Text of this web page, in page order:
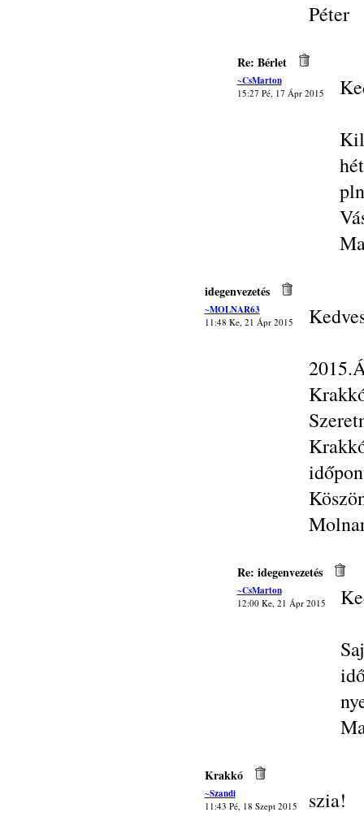
Péter
Re: Bérlet
~CsMarton
15:27 Pé, 17 Ápr 2015
idegenvezetés
~MOLNAR63
11:48 Ke, 21 Ápr 2015
Re: idegenvezetés
~CsMarton
12:00 Ke, 21 Ápr 2015
Krakkó
~Szandi
11:43 Pé, 18 Szept 2015
szia!